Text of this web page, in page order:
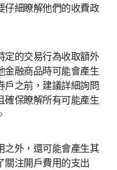
仔細瞭解他們的收費政
定的交易行為收取額外
金融商品時可能會產生
戶之前，建議詳細詢問
確保瞭解所有可能產生
之外，還可能會產生其
關注開戶費用的支出